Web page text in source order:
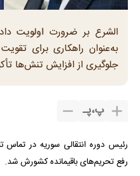
الشرع بر ضرورت اولویت
به‌عنوان راهکاری برای
جلوگیری از افزایش تنش‌ها
پ،پـ
رئیس دوره انتقالی سوریه در تماس
رفع تحریم‌های باقیمانده کشورش شد.